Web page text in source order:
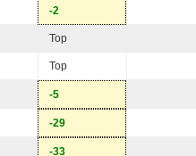
-2
Top
Top
-5
-29
-33